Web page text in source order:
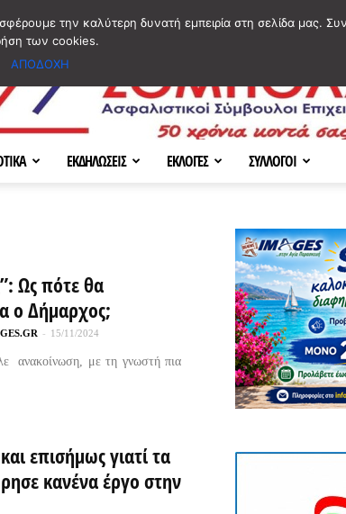
ΕΚΔΗΛΩΣΕΙΣ ΕΚΛΟΓΕΣ ΣΥΛΛΟΓΟΙ
Ως πότε θα
ο Δήμαρχος;
- 15/11/2024
ανακοίνωση, με τη γνωστή πια
επισήμως γιατί τα
κανένα έργο στην
την καλύτερη δυνατή εμπειρία στη σελίδα μας.
των cookies.
ΑΠΟΔΟΧΗ